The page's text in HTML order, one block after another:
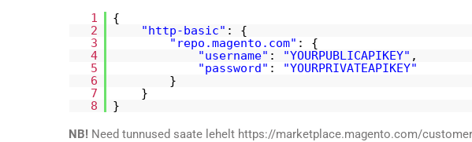
1
{
2
"http-basic" : {
3
"repo.magento.com" : {
4
"username" : "YOURPUBLICAPIKEY" ,
5
"password" :
"YOURPRIVATEAPIKEY"
6
}
7
}
8
}
NB! Need tunnused saate lehelt https://marketplace.magento.com/